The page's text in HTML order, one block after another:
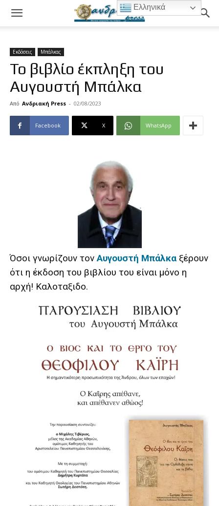
Εκδόσεις Μπάλκας
Το βιβλίο έκπληξη του
Αυγουστή Μπάλκα
Από Ανδριακή Press - 02/08/2023
Facebook X WhatsApp
Όσοι γνωρίζουν τονΑυγουστή Μπάλκα ξέρουν
ότι η έκδοση του βιβλίου του είναι μόνο η
αρχή! Καλοταξιδο.
Ελληνικά